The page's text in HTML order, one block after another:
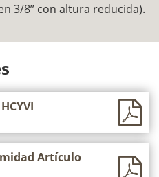
3/8’’ con altura reducida).
Artículo